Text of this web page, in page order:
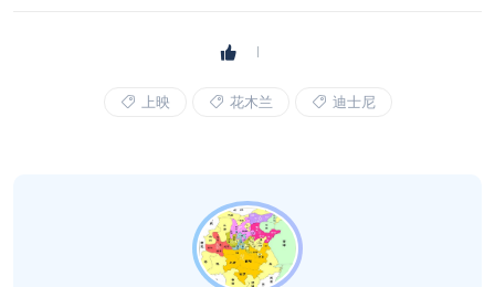
上映 花木兰 迪士尼